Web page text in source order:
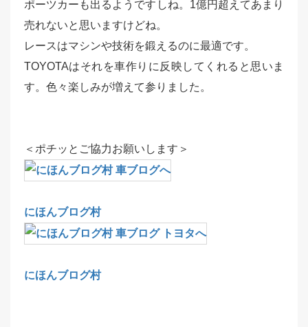
ポーツカーも出るようですしね。1億円超えてあまり
売れないと思いますけどね。
レースはマシンや技術を鍛えるのに最適です。
TOYOTAはそれを車作りに反映してくれると思いま
す。色々楽しみが増えて参りました。
＜ポチッとご協力お願いします＞
にほんブログ村
にほんブログ村